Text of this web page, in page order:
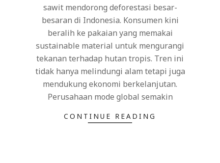
sawit mendorong deforestasi besar-
besaran di Indonesia. Konsumen kini
beralih ke pakaian yang memakai
sustainable material untuk mengurangi
tekanan terhadap hutan tropis. Tren ini
tidak hanya melindungi alam tetapi juga
mendukung ekonomi berkelanjutan.
Perusahaan mode global semakin
CONTINUE READING